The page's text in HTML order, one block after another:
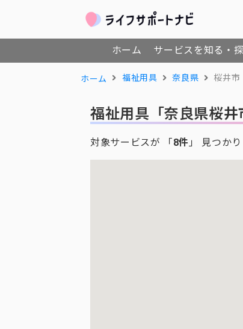
ホーム サービスを知る・
ホーム 福祉用具 奈良県 桜井市
福祉用具 「奈良県桜
対象サービスが 「8件 」 見つかり